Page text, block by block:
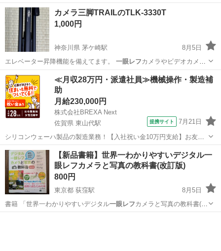
カメラ /…
長崎 佐世保市 日宇駅 カメラ Nikon
カメラ三脚TRAILのTLK-3330T
1,000円
神奈川県 茅ケ崎駅
8月5日
エレベーター昇降機能を備えてます。 一眼レフ カメラやビデオカメラ
等の固定に利用で…
神奈川 茅ヶ崎市 茅ケ崎駅 カメラ
≪月収28万円・派遣社員≫機械操作・製造補
助
月給230,000円
株式会社BREXA Next
佐賀県 東山代駅
提携サイト 7月21日
シリコンウェーハ製品の製造業務！【入社祝い金10万円支給】お友達
やカップルとの応募OK◎年間休日129日＆休出なしでプライベート充
実♪業務はクリーンルームで快適作業◎自社正社員登用制度あり★1食
300円～の格安食堂あり！《佐...
佐賀 伊万里市 東山代駅 その他
【新品書籍】世界一わかりやすいデジタル一
眼レフカメラと写真の教科書(改訂版)
800円
東京都 荻窪駅
8月5日
書籍 「世界一わかりやすいデジタル一眼レフ カメラと写真の教科書(改
訂版)」です…